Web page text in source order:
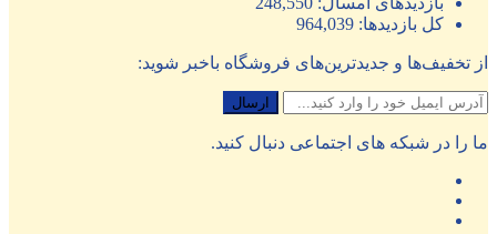
کل بازدیدها: 964,039
از تخفیف‌ها و جدیدترین‌های فروشگاه باخبر شوید:
ما را در شبکه های اجتماعی دنبال کنید.